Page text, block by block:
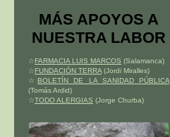
MÁS APOYOS A
NUESTRA LABOR
☆FARMACIA LUIS MARCOS (Salamanca)
☆FUNDACIÓN TERRA (Jordi Miralles)
☆ BOLETÍN DE LA SANIDAD PÚBLICA
(Tomás Ardid)
☆TODO ALERGIAS (Jorge Churba)